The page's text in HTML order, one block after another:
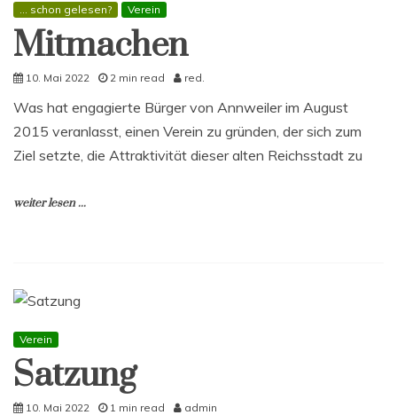
... schon gelesen? Verein
Mitmachen
10. Mai 2022 2 min read red.
Was hat engagierte Bürger von Annweiler im August
2015 veranlasst, einen Verein zu gründen, der sich zum
Ziel setzte, die Attraktivität dieser alten Reichsstadt zu
weiter lesen ...
Verein
Satzung
10. Mai 2022 1 min read admin